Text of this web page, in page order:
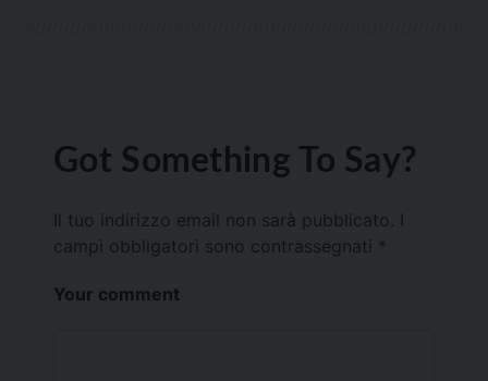
Got Something To Say?
Il tuo indirizzo email non sarà pubblicato.
campi obbligatori sono contrassegnati *
Your comment